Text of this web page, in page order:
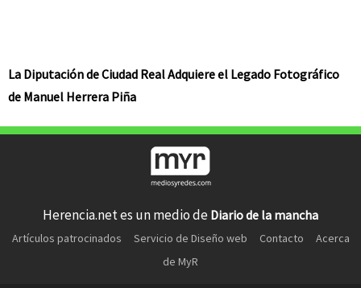
La Diputación de Ciudad Real Adquiere el Legado Fotográfico
de Manuel Herrera Piña
Herencia.net es un medio de Diario de la mancha
Artículos patrocinados Servicio de Diseño web Contacto
Acerca
de MyR